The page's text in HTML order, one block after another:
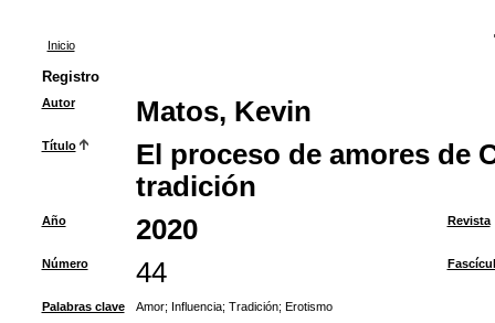
Inicio
Registro
Autor Matos, Kevin
Título
El proceso de amores de
tradición
Año 2020 Revista
Número 44
Palabras clave Amor; Influencia; Tradición; Erotismo